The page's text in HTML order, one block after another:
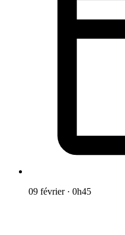
09 février · 0h45